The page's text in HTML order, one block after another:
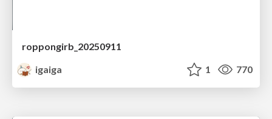
roppongirb_20250911
igaiga
1 770